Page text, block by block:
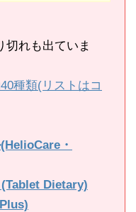
切れも出ていま
種類(リストはコ
・
Dietary)